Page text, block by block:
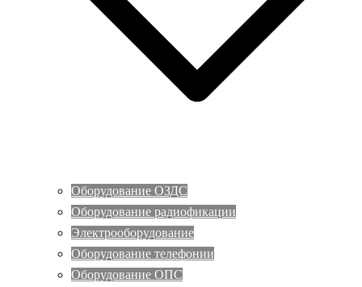
Оборудование ОЗДС
Оборудование радиофикации
Электрооборудование
Оборудование телефонии
Оборудование ОПС